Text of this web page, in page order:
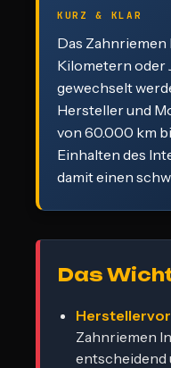
KURZ & KLAR
Das Zahnriemen
Kilometern oder
gewechselt
Hersteller und
von 60.000 km
Einhalten des
damit einen
Das
Zahnriemen
entscheidend